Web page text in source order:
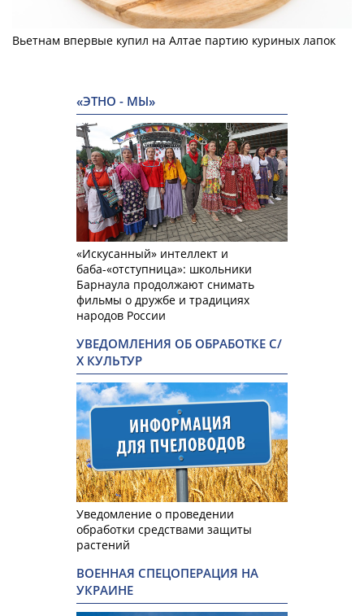
Вьетнам впервые купил на Алтае партию куриных лапок
«ЭТНО - МЫ»
«Искусанный» интеллект и
баба-«отступница»: школьники
Барнаула продолжают снимать
фильмы о дружбе и традициях
народов России
УВЕДОМЛЕНИЯ ОБ ОБРАБОТКЕ С/
Х КУЛЬТУР
Уведомление о проведении
обработки средствами защиты
растений
ВОЕННАЯ СПЕЦОПЕРАЦИЯ НА
УКРАИНЕ